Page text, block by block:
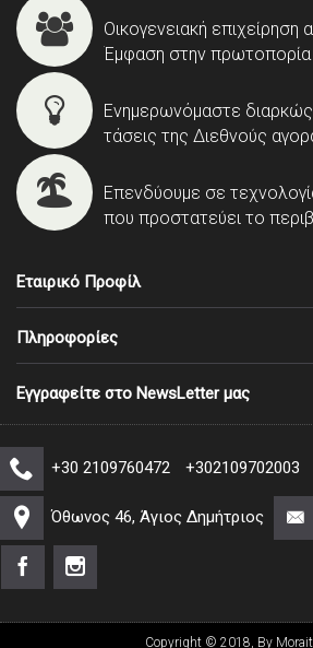
Οικογενειακή επιχείρηση
Έμφαση στην πρωτοπορία
Ενημερωνόμαστε διαρκώς
τάσεις της Διεθνούς
Επενδύουμε σε
που προστατεύει το
Εταιρικό Προφίλ
Πληροφορίες
Εγγραφείτε στο NewsLetter μας
+30 2109760472 +302109702003
Όθωνος 46, Άγιος Δημήτριος
Copyright © 2018, By